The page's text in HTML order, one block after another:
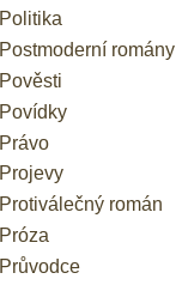
Politika
Postmoderní romány
Pověsti
Povídky
Právo
Projevy
Protiválečný román
Próza
Průvodce